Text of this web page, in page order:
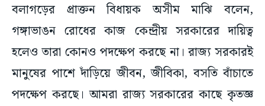
বলাগড়ের প্রাক্তন বিধায়ক অসীম মাঝি বলেন,
গঙ্গাভাঙন রোধের কাজ কেন্দ্রীয় সরকারের দায়িত্ব
হলেও তারা কোনও পদক্ষেপ করছে না। রাজ্য সরকারই
মানুষের পাশে দাঁড়িয়ে জীবন, জীবিকা, বসতি বাঁচাতে
পদক্ষেপ করছে। আমরা রাজ্য সরকারের কাছে কৃতজ্ঞ